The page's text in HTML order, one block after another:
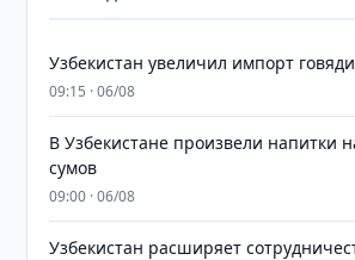
Узбекистан увеличил импорт
09:15 · 06/08
В Узбекистане произвели напитки
сумов
09:00 · 06/08
Узбекистан расширяет